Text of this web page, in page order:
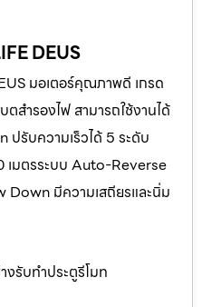
DEUS
มอเตอร์คุณภาพดี เกรด
สำรองไฟ สามารถใช้งานได้
รับความเร็วได้ 5 ระดับ
เมตรระบบ Auto-Reverse
Down มีความเสถียรและนิ่ม
งรับทำประตูรีโมท